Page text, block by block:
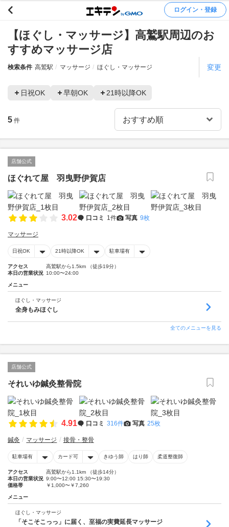
ログイン・登録
【ほぐし・マッサージ】高鷲駅周辺のお
すすめマッサージ店
検索条件 高鷲駅 マッサージ ほぐし・マッサージ 変更
日祝OK 早朝OK 21時以降OK
5 件
店舗公式
ほぐれて屋 羽曳野伊賀店
3.02 口コミ 1件 写真 9枚
マッサージ
日祝OK 21時以降OK 駐車場有
アクセス
高鷲駅から1.5km （徒歩19分）
本日の営業状況 10:00〜24:00
メニュー
ほぐし・マッサージ
全身もみほぐし
全てのメニューを見る
店舗公式
それいゆ鍼灸整骨院
4.91 口コミ 316件 写真 25枚
鍼灸 マッサージ 接骨・整骨
駐車場有 カード可 きゆう師 はり師 柔道整復師
アクセス
高鷲駅から1.1km （徒歩14分）
本日の営業状況 9:00〜12:00 15:30〜19:30
価格帯
￥1,000〜￥7,260
メニュー
ほぐし・マッサージ
「そこそこっっ」に届く、至福の実費延長マッサージ